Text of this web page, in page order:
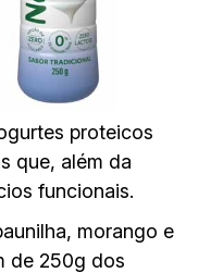
proteicos
que, além da
funcionais.
morango e
de 250g dos